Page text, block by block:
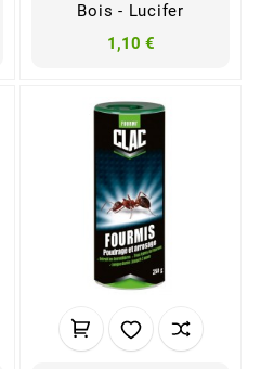
Bois - Lucifer
1,10 €